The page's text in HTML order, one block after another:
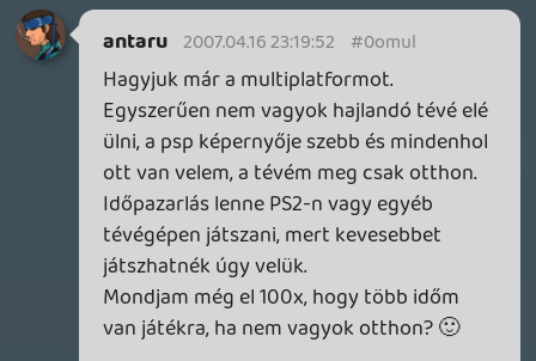
csak ami Sony gépre jön?
antaru 2007.04.16 22:45:21
antaru 2007.04.16 22:58:21 #0omug
Ülj otthon. 🙂 Akkor jó azon is.
De mint mondottam: tényleg személyes
ízlés dolga a psp, sokat nyom a latban,
hogy nem nagyon ülök itthon, de ha igen,
akkor már nem nagyon marad idő játékra.
Na over, ne offoljunk.
Oldern 2007.04.16 22:55:10